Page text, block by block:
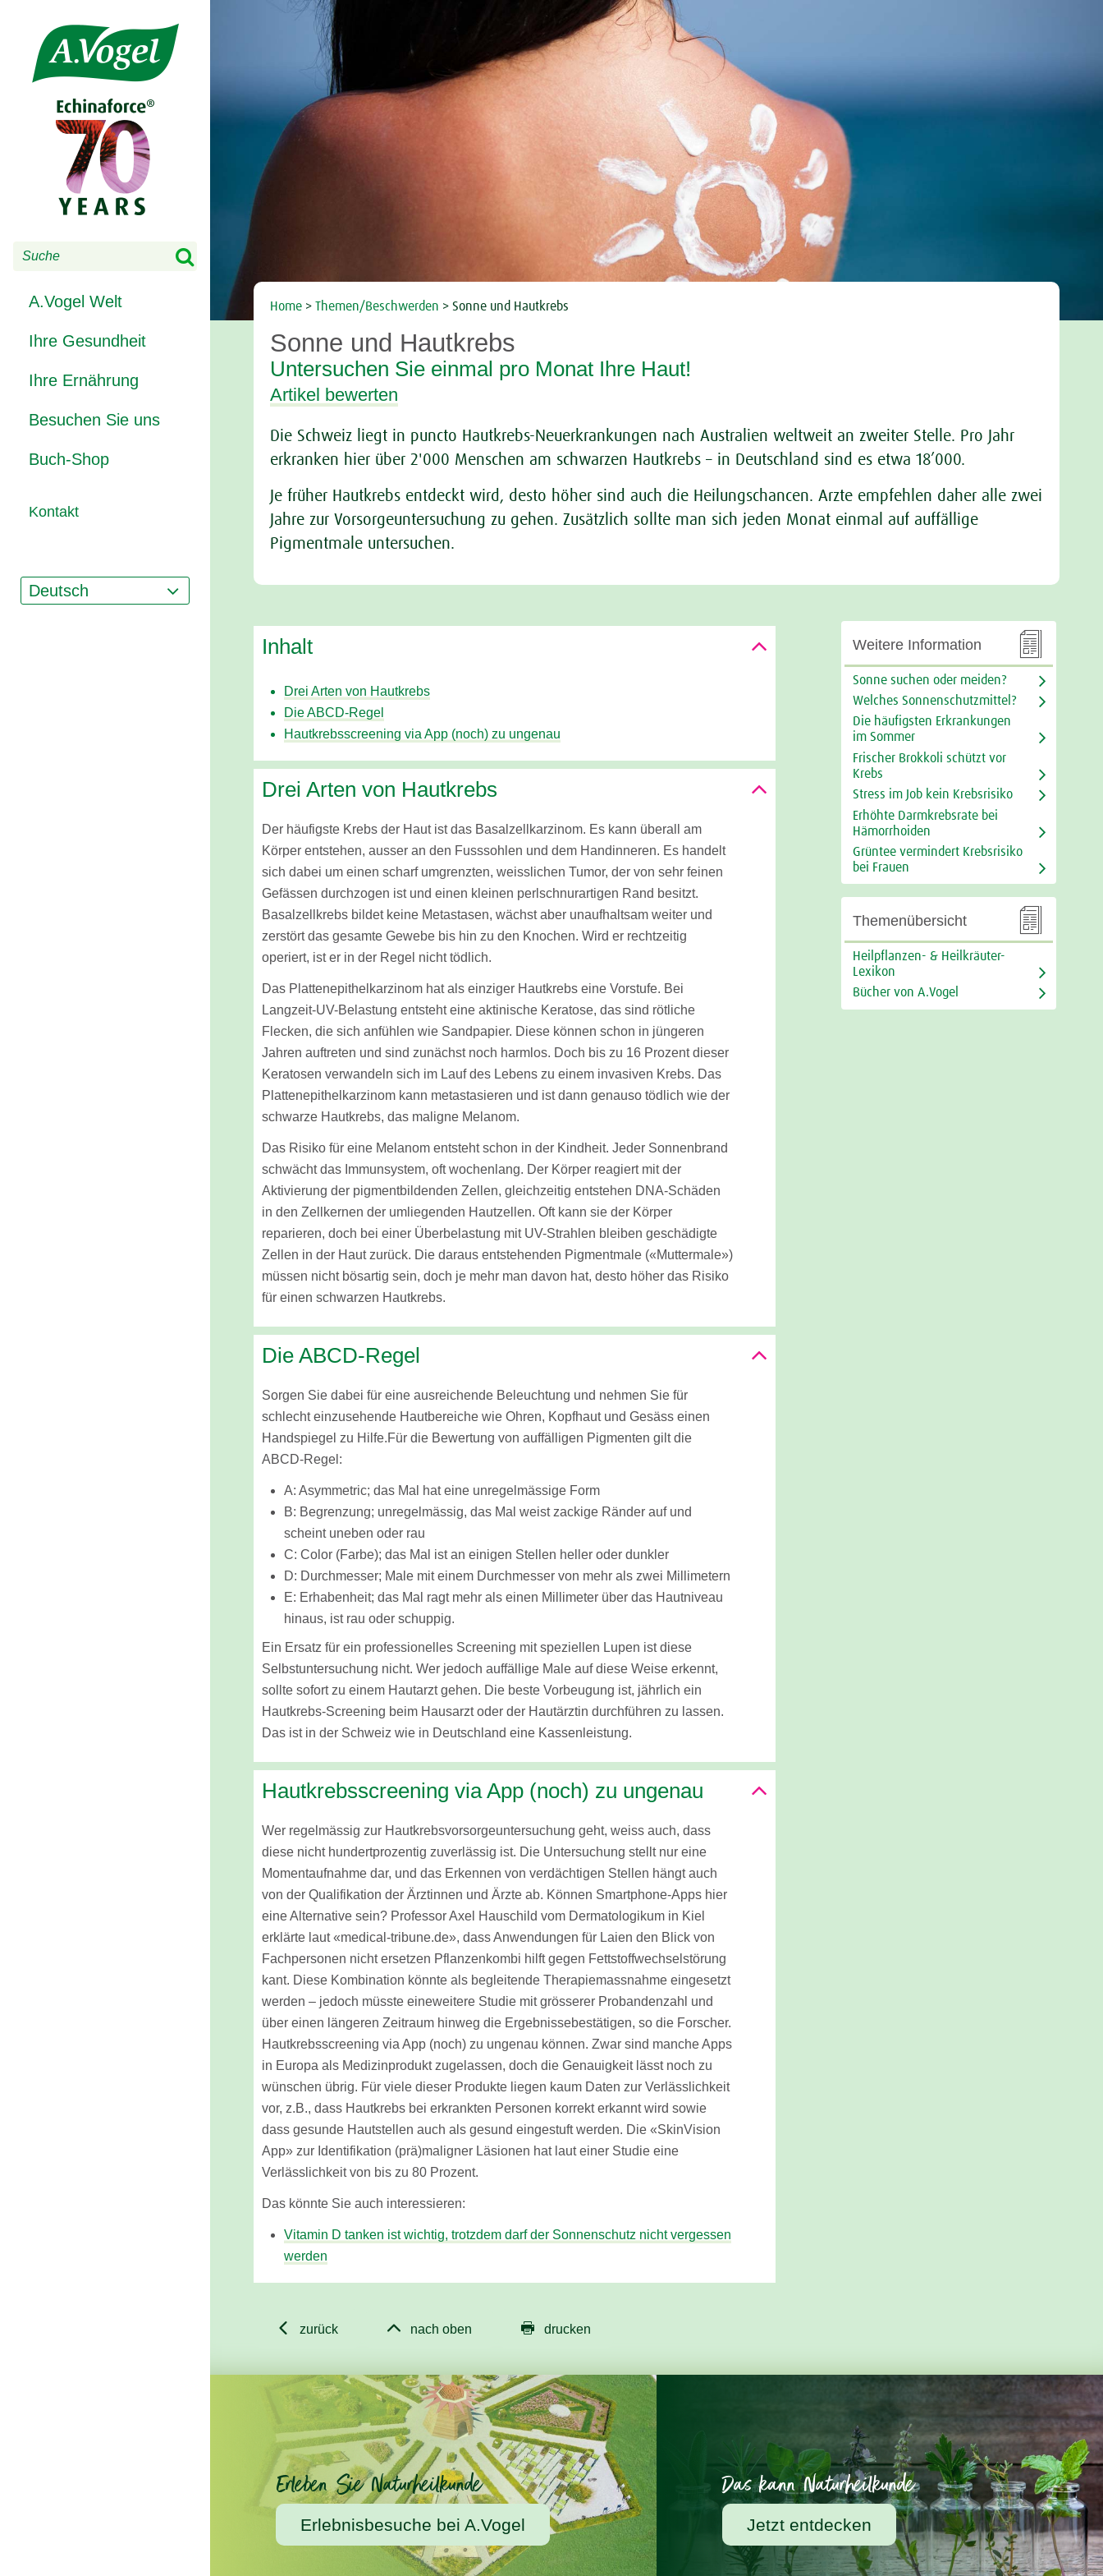

Search
A.Vogel Welt
Ihre Gesundheit
Ihre Ernährung
Besuchen Sie uns
Buch-Shop
Kontakt
Deutsch
Home >Themen/Beschwerden >Sonne und Hautkrebs
Sonne und Hautkrebs
Untersuchen Sie einmal pro Monat Ihre Haut!
Artikel bewerten
Die Schweiz liegt in puncto Hautkrebs-Neuerkrankungen nach Australien weltweit an zweiter Stelle. Pro Jahr
erkranken hier über 2'000 Menschen am schwarzen Hautkrebs – in Deutschland sind es etwa 18’000.
Je früher Hautkrebs entdeckt wird, desto höher sind auch die Heilungschancen. Arzte empfehlen daher alle zwei
Jahre zur Vorsorgeuntersuchung zu gehen. Zusätzlich sollte man sich jeden Monat einmal auf auffällige
Pigmentmale untersuchen.
Inhalt
Drei Arten von Hautkrebs
Die ABCD-Regel
Hautkrebsscreening via App (noch) zu ungenau
Drei Arten von Hautkrebs
Der häufigste Krebs der Haut ist das Basalzellkarzinom. Es kann überall am
Körper entstehen, ausser an den Fusssohlen und dem Handinneren. Es handelt
sich dabei um einen scharf umgrenzten, weisslichen Tumor, der von sehr feinen
Gefässen durchzogen ist und einen kleinen perlschnurartigen Rand besitzt.
Basalzellkrebs bildet keine Metastasen, wächst aber unaufhaltsam weiter und
zerstört das gesamte Gewebe bis hin zu den Knochen. Wird er rechtzeitig
operiert, ist er in der Regel nicht tödlich.
Das Plattenepithelkarzinom hat als einziger Hautkrebs eine Vorstufe. Bei
Langzeit-UV-Belastung entsteht eine aktinische Keratose, das sind rötliche
Flecken, die sich anfühlen wie Sandpapier. Diese können schon in jüngeren
Jahren auftreten und sind zunächst noch harmlos. Doch bis zu 16 Prozent dieser
Keratosen verwandeln sich im Lauf des Lebens zu einem invasiven Krebs. Das
Plattenepithelkarzinom kann metastasieren und ist dann genauso tödlich wie der
schwarze Hautkrebs, das maligne Melanom.
Das Risiko für eine Melanom entsteht schon in der Kindheit. Jeder Sonnenbrand
schwächt das Immunsystem, oft wochenlang. Der Körper reagiert mit der
Aktivierung der pigmentbildenden Zellen, gleichzeitig entstehen DNA-Schäden
in den Zellkernen der umliegenden Hautzellen. Oft kann sie der Körper
reparieren, doch bei einer Überbelastung mit UV-Strahlen bleiben geschädigte
Zellen in der Haut zurück. Die daraus entstehenden Pigmentmale («Muttermale»)
müssen nicht bösartig sein, doch je mehr man davon hat, desto höher das Risiko
für einen schwarzen Hautkrebs.
Die ABCD-Regel
Sorgen Sie dabei für eine ausreichende Beleuchtung und nehmen Sie für
schlecht einzusehende Hautbereiche wie Ohren, Kopfhaut und Gesäss einen
Handspiegel zu Hilfe.Für die Bewertung von auffälligen Pigmenten gilt die
ABCD-Regel:
A: Asymmetric; das Mal hat eine unregelmässige Form
B: Begrenzung; unregelmässig, das Mal weist zackige Ränder auf und
scheint uneben oder rau
C: Color (Farbe); das Mal ist an einigen Stellen heller oder dunkler
D: Durchmesser; Male mit einem Durchmesser von mehr als zwei Millimetern
E: Erhabenheit; das Mal ragt mehr als einen Millimeter über das Hautniveau
hinaus, ist rau oder schuppig.
Ein Ersatz für ein professionelles Screening mit speziellen Lupen ist diese
Selbstuntersuchung nicht. Wer jedoch auffällige Male auf diese Weise erkennt,
sollte sofort zu einem Hautarzt gehen. Die beste Vorbeugung ist, jährlich ein
Hautkrebs-Screening beim Hausarzt oder der Hautärztin durchführen zu lassen.
Das ist in der Schweiz wie in Deutschland eine Kassenleistung.
Hautkrebsscreening via App (noch) zu ungenau
Wer regelmässig zur Hautkrebsvorsorgeuntersuchung geht, weiss auch, dass
diese nicht hundertprozentig zuverlässig ist. Die Untersuchung stellt nur eine
Momentaufnahme dar, und das Erkennen von verdächtigen Stellen hängt auch
von der Qualifikation der Ärztinnen und Ärzte ab. Können Smartphone-Apps hier
eine Alternative sein? Professor Axel Hauschild vom Dermatologikum in Kiel
erklärte laut «medical-tribune.de», dass Anwendungen für Laien den Blick von
Fachpersonen nicht ersetzen Pflanzenkombi hilft gegen Fettstoffwechselstörung
kant. Diese Kombination könnte als begleitende Therapiemassnahme eingesetzt
werden – jedoch müsste eineweitere Studie mit grösserer Probandenzahl und
über einen längeren Zeitraum hinweg die Ergebnissebestätigen, so die Forscher.
Hautkrebsscreening via App (noch) zu ungenau können. Zwar sind manche Apps
in Europa als Medizinprodukt zugelassen, doch die Genauigkeit lässt noch zu
wünschen übrig. Für viele dieser Produkte liegen kaum Daten zur Verlässlichkeit
vor, z.B., dass Hautkrebs bei erkrankten Personen korrekt erkannt wird sowie
dass gesunde Hautstellen auch als gesund eingestuft werden. Die «SkinVision
App» zur Identifikation (prä)maligner Läsionen hat laut einer Studie eine
Verlässlichkeit von bis zu 80 Prozent.
Das könnte Sie auch interessieren:
Vitamin D tanken ist wichtig, trotzdem darf der Sonnenschutz nicht vergessen
werden

Weitere Information
Sonne suchen oder meiden?
Welches Sonnenschutzmittel?
Die häufigsten Erkrankungen
im Sommer
Frischer Brokkoli schützt vor
Krebs
Stress im Job kein Krebsrisiko
Erhöhte Darmkrebsrate bei
Hämorrhoiden
Grüntee vermindert Krebsrisiko
bei Frauen

Themenübersicht
Heilpflanzen- & Heilkräuter-
Lexikon
Bücher von A.Vogel
 zurück  nach oben  drucken
Erleben Sie Naturheilkunde
Erlebnisbesuche bei A.Vogel
Das kann Naturheilkunde
Jetzt entdecken